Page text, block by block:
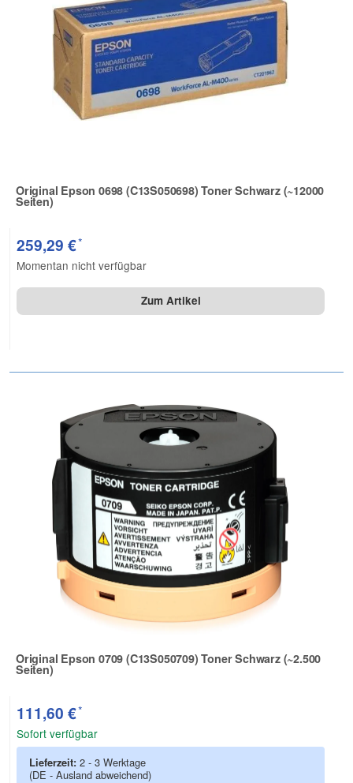
Original Epson 0698 (C13S050698) Toner Schwarz (~12000
Seiten)
Zur Artikelbewertung
259,29 €*
Momentan nicht verfügbar
Zum Artikel
Original Epson 0709 (C13S050709) Toner Schwarz (~2.500
Seiten)
Zur Artikelbewertung
111,60 €*
Sofort verfügbar
Lieferzeit: 2 - 3 Werktage
(DE - Ausland abweichend)